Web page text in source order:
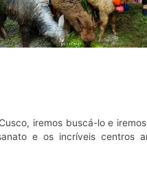
iremos buscá-lo e
e os incríveis centros